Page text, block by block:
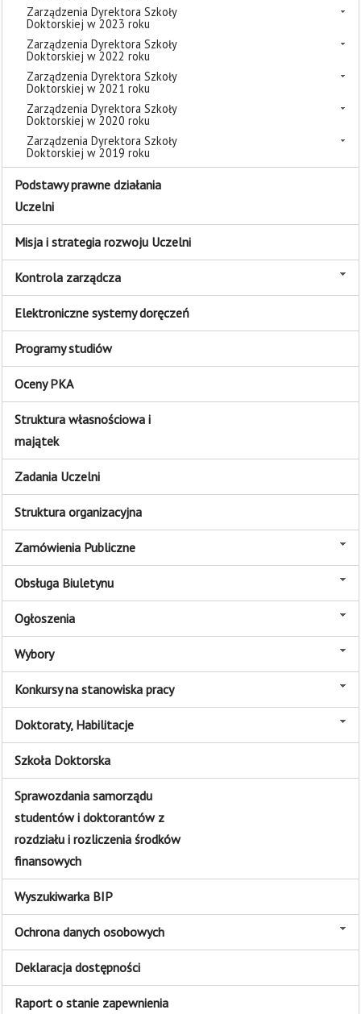
Zarządzenia Dyrektora Szkoły
Doktorskiej w 2023 roku
Zarządzenia Dyrektora Szkoły
Doktorskiej w 2022 roku
Zarządzenia Dyrektora Szkoły
Doktorskiej w 2021 roku
Zarządzenia Dyrektora Szkoły
Doktorskiej w 2020 roku
Zarządzenia Dyrektora Szkoły
Doktorskiej w 2019 roku
Podstawy prawne działania
Uczelni
Misja i strategia rozwoju Uczelni
Kontrola zarządcza
Elektroniczne systemy doręczeń
Programy studiów
Oceny PKA
Struktura własnościowa i
majątek
Zadania Uczelni
Struktura organizacyjna
Zamówienia Publiczne
Obsługa Biuletynu
Ogłoszenia
Wybory
Konkursy na stanowiska pracy
Doktoraty, Habilitacje
Szkoła Doktorska
Sprawozdania samorządu
studentów i doktorantów z
rozdziału i rozliczenia środków
finansowych
Wyszukiwarka BIP
Ochrona danych osobowych
Deklaracja dostępności
Raport o stanie zapewnienia